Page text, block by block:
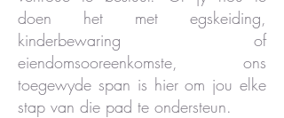
doen het met egskeiding,
kinderbewaring of
eiendomsooreenkomste, ons
toegewyde span is hier om jou elke
stap van die pad te ondersteun.